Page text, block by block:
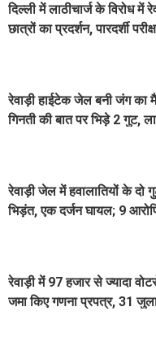
दिल्ली में लाठीचार्ज के विरोध में
छात्रों का प्रदर्शन, पारदर्शी
रेवाड़ी हाईटेक जेल बनी जंग का
गिनती की बात पर भिड़े 2 गुट,
रेवाड़ी जेल में हवालातियों के दो
भिड़ंत, एक दर्जन घायल; 9
रेवाड़ी में 97 हजार से ज्यादा
जमा किए गणना प्रपत्र, 31